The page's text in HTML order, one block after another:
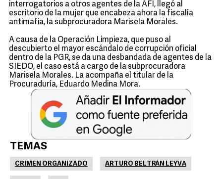
interrogatorios a otros agentes de la AFI, llegó al
escritorio de la mujer que encabeza ahora la fiscalía
antimafia, la subprocuradora Marisela Morales.
A causa de la Operación Limpieza, que puso al
descubierto el mayor escándalo de corrupción oficial
dentro de la PGR, se da una desbandada de agentes de la
SIEDO, el caso está a cargo de la subprocuradora
Marisela Morales. La acompaña el titular de la
Procuraduría, Eduardo Medina Mora.
TEMAS
CRIMEN ORGANIZADO ARTURO BELTRÁN LEYVA